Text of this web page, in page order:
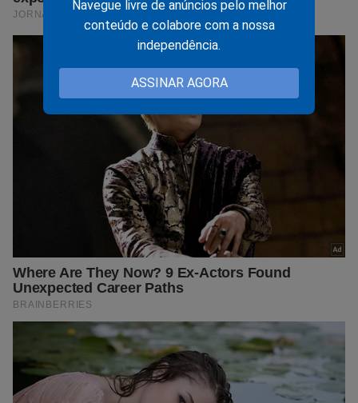
Navegue livre de anúncios pelo melhor
conteúdo e colabore com a nossa
independência.
ASSINAR AGORA